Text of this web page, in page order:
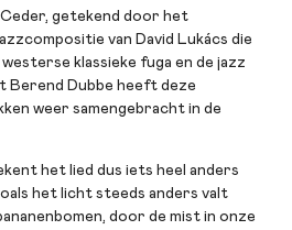
getekend door het
van David Lukács die
klassieke fuga en de jazz
Berend Dubbe heeft deze
weer samengebracht in de
het lied dus iets heel anders
het licht steeds anders valt
door de mist in onze